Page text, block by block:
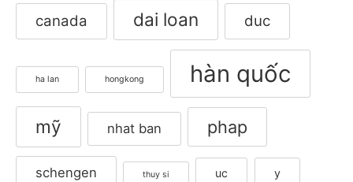
canada dai loan duc
ha lan hongkong hàn quốc
mỹ nhat ban phap
schengen thuy si uc y